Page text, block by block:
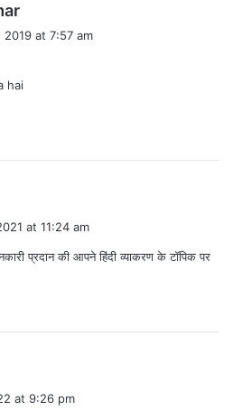
a
:
at 7:57 am
hai
at 11:24 am
प्रदान की आपने हिंदी व्याकरण के टॉपिक पर
at 9:26 pm